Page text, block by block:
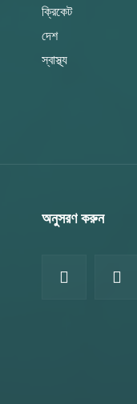
ক্রিকেট
দেশ
স্বাস্থ্য
অনুসরণ করুন